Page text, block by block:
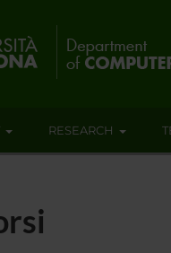
RESEARCH